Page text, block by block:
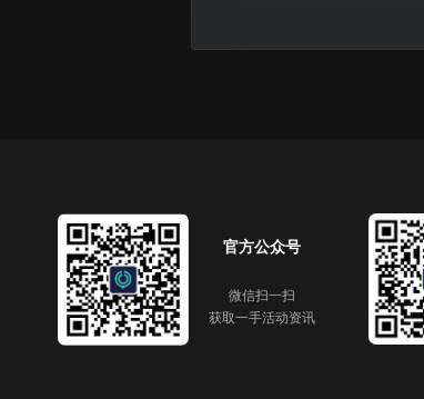
官方公众号
微信扫一扫
获取一手活动资讯